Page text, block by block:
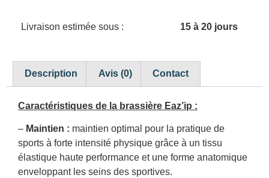
Livraison estimée sous : 15 à 20 jours
Description Avis (0) Contact
Caractéristiques de la brassière Eaz’ip :
– Maintien : maintien optimal pour la pratique de
sports à forte intensité physique grâce à un tissu
élastique haute performance et une forme anatomique
enveloppant les seins des sportives.